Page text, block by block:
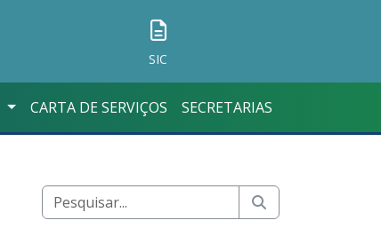
SIC
CARTA DE SERVIÇOS SECRETARIAS